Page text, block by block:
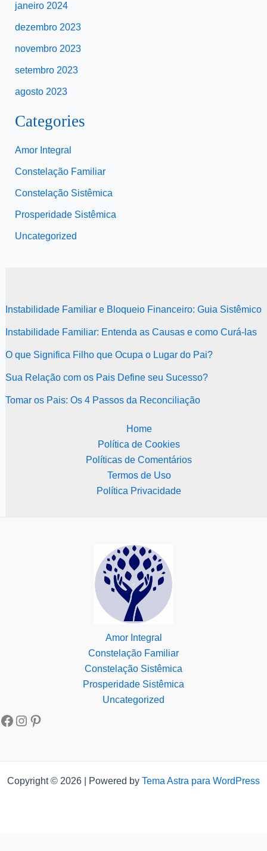
janeiro 2024
dezembro 2023
novembro 2023
setembro 2023
agosto 2023
Categories
Amor Integral
Constelação Familiar
Constelação Sistêmica
Prosperidade Sistêmica
Uncategorized
Instabilidade Familiar e Bloqueio Financeiro: Guia Sistêmico
Instabilidade Familiar: Entenda as Causas e como Curá-las
O que Significa Filho que Ocupa o Lugar do Pai?
Sua Relação com os Pais Define seu Sucesso?
Tomar os Pais: Os 4 Passos da Reconciliação
Home
Política de Cookies
Políticas de Comentários
Termos de Uso
Política Privacidade
Amor Integral
Constelação Familiar
Constelação Sistêmica
Prosperidade Sistêmica
Uncategorized
Copyright © 2026 | Powered by Tema Astra para WordPress